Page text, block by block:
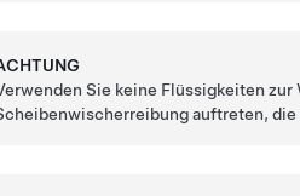
Sie keine Flüssigkeiten
auftreten,